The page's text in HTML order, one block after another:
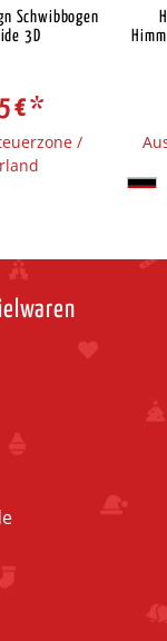
Schwibbogen
3D
€*
/